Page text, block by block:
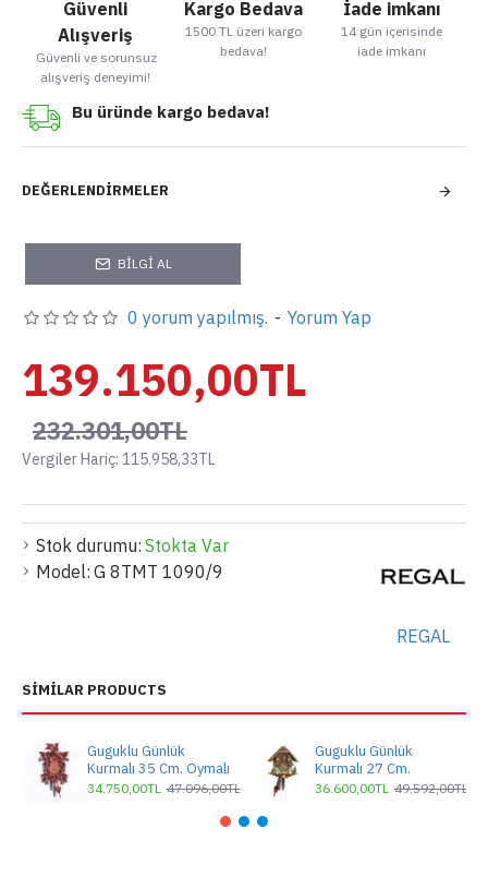
Güvenli
Alışveriş
Güvenli ve sorunsuz
alışveriş deneyimi!
Kargo Bedava
1500 TL üzeri kargo
bedava!
İade imkanı
14 gün içerisinde
iade imkanı
DEĞERLENDIRMELER
BILGI AL
Bu üründe kargo bedava!
Stok durumu: Stokta Var
Model: G 8TMT 1090/9
REGAL
0 yorum yapılmış. - Yorum Yap
139.150,00TL
232.301,00TL
Vergiler Hariç: 115.958,33TL
SIMILAR PRODUCTS
Guguklu Günlük
Kurmalı 35 Cm. Oymalı
34.750,00TL 47.096,00TL
Guguklu Günlük
Kurmalı 27 Cm.
36.600,00TL 49.592,00TL